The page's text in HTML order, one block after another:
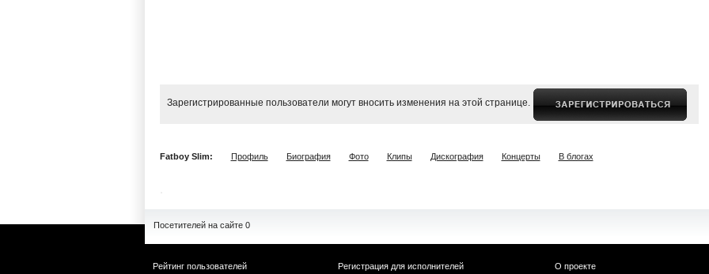
Зарегистрированные пользователи могут вносить изменения на этой странице.
Fatboy Slim: Профиль Биография Фото Клипы Дискография Концерты В блогах
Посетителей на сайте 0
Рейтинг пользователей
Регистрация для исполнителей
О проекте